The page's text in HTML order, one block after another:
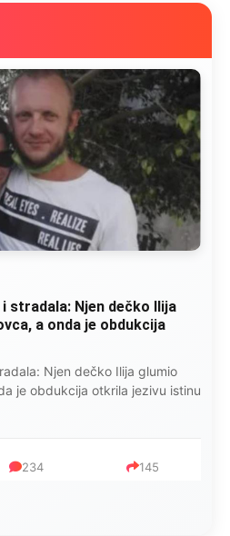
stradala: Njen dečko Ilija
a onda je obdukcija
Njen dečko Ilija glumio
je obdukcija otkrila jezivu istinu
234 145